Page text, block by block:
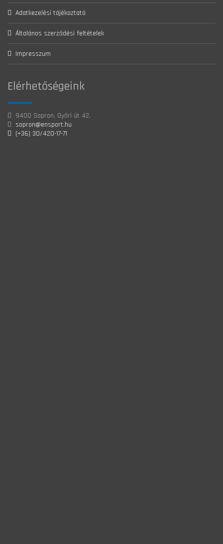
Adatkezelési tájékoztató
Általános szerződési feltételek
Impresszum
Elérhetőségeink
9400 Sopron, Győri út 42.
sopron@ensport.hu
(+36) 30/420-17-71